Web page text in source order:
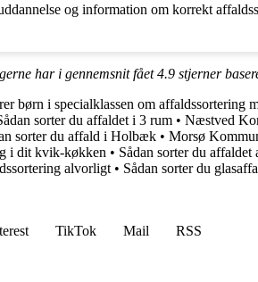
og information om korrekt
har i gennemsnit fået4.9 stjerner
børn i specialklassen om affaldssortering
sorter du affaldet i 3 rum • Næstved
sorter du affald i Holbæk • Morsø
i dit kvik-køkken • Sådan sorter du
alvorligt • Sådan sorter du
TikTok Mail
RSS